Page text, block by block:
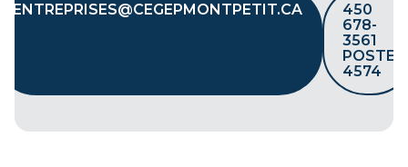
ENTREPRISES@CEGEPMONTPETIT.CA
450
678-
3561
POSTE
4574